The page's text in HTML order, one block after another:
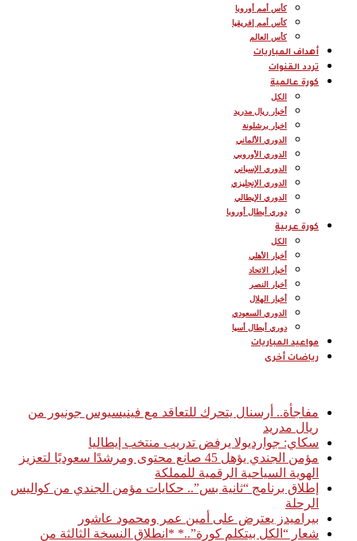
كأس أمم أوروبا
كأس أمم إفريقيا
كأس العالم
أهداف المباريات
تردد القنوات
كورة عالمية
الكل
أخبار ريال مدريد
اخبار برشلونة
الدوري الألماني
الدوري الأوروبي
الدوري الإسباني
الدوري الإنجليزي
الدوري الإيطالي
دوري أبطال أوروبا
كورة عربية
الكل
أخبار الأهلي
أخبار الاتحاد
أخبار النصر
أخبار الهلال
الدوري السعودي
دوري أبطال أسيا
مواعيد المباريات
رياضات أخرى
مفاجأة.. أرسنال يتحرك للتعاقد مع فينيسيوس جونيور من
ريال مدريد
سكاي: جوارديولا يرفض تدريب منتخب إيطاليا
مؤمن الجندي يؤهل 45 صانع محتوى ومرشدًا سعوديًا لتعزيز
الهوية السياحية الرقمية للمملكة
إطلاق برنامج “ثانية بس”.. حكايات مؤمن الجندي من كواليس
الرحلة
بيراميدز يعترض على أمين عمر ومحمود عاشور
شعار “الكل بيتكلم كورة”..* *انطلاق النسخة الثالثة من